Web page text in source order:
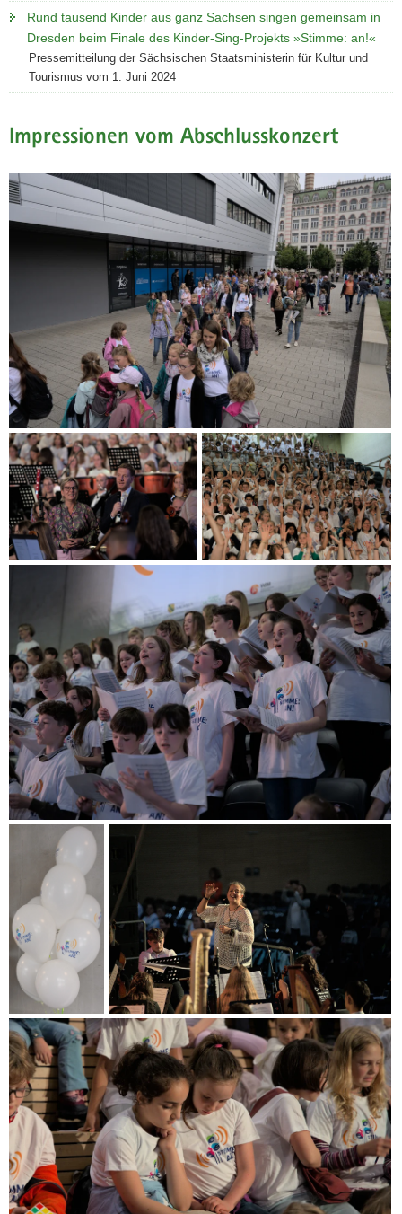
Rund tausend Kinder aus ganz Sachsen singen gemeinsam in
Dresden beim Finale des Kinder-Sing-Projekts »Stimme: an!«
Pressemitteilung der Sächsischen Staatsministerin für Kultur und
Tourismus vom 1. Juni 2024
Impressionen vom Abschlusskonzert